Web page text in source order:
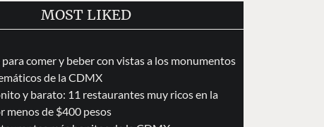
MOST LIKED
comer y beber con vistas a los monumentos
de la CDMX
y barato: 11 restaurantes muy ricos en la
menos de $400 pesos